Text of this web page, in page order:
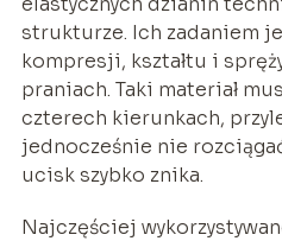
strukturze. Ich zadaniem
kompresji, kształtu i
praniach. Taki materiał
czterech kierunkach,
jednocześnie nie
ucisk szybko znika.
Najczęściej